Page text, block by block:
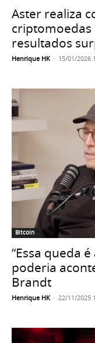
Aster realiza
criptomoedas
resultados
Henrique HK - 15/01/2026
Bitcoin
“Essa queda
poderia
Brandt
Henrique HK - 22/11/2025